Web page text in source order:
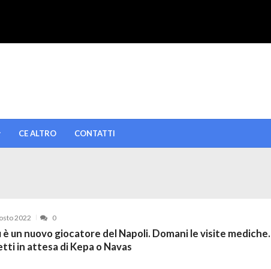
CE ALTRO CONTATTI
2022 0
è un nuovo giocatore del Napoli. Domani le visite mediche.
in attesa di Kepa o Navas